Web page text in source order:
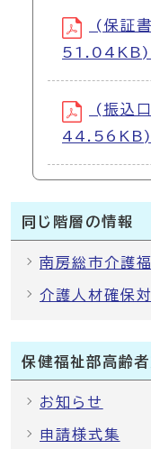
(保証
51.04KB)
(振込
44.56KB)
同じ階層の情報
南房総市介護
介護人材確保
保健福祉部高齢者
お知らせ
申請様式集